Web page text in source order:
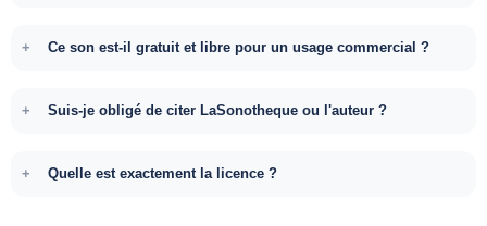
Ce son est-il gratuit et libre pour un usage commercial ?
Suis-je obligé de citer LaSonotheque ou l'auteur ?
Quelle est exactement la licence ?